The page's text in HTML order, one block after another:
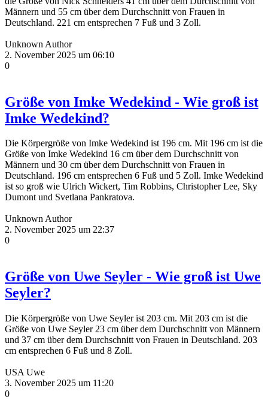
Männern und 55 cm über dem Durchschnitt von Frauen in
Deutschland. 221 cm entsprechen 7 Fuß und 3 Zoll.
Unknown Author
2. November 2025 um 06:10
0
Größe von Imke Wedekind - Wie groß ist
Imke Wedekind?
Die Körpergröße von Imke Wedekind ist 196 cm. Mit 196 cm ist die
Größe von Imke Wedekind 16 cm über dem Durchschnitt von
Männern und 30 cm über dem Durchschnitt von Frauen in
Deutschland. 196 cm entsprechen 6 Fuß und 5 Zoll. Imke Wedekind
ist so groß wie Ulrich Wickert, Tim Robbins, Christopher Lee, Sky
Dumont und Svetlana Pankratova.
Unknown Author
2. November 2025 um 22:37
0
Größe von Uwe Seyler - Wie groß ist Uwe
Seyler?
Die Körpergröße von Uwe Seyler ist 203 cm. Mit 203 cm ist die
Größe von Uwe Seyler 23 cm über dem Durchschnitt von Männern
und 37 cm über dem Durchschnitt von Frauen in Deutschland. 203
cm entsprechen 6 Fuß und 8 Zoll.
USA Uwe
3. November 2025 um 11:20
0